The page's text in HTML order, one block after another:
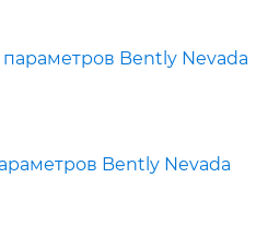
Bently Nevada